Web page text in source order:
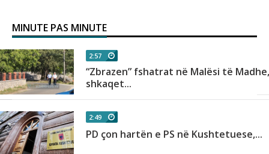
MINUTE PAS MINUTE
2:57
“Zbrazen” fshatrat në Malësi të Madhe,
shkaqet...
2:49
PD çon hartën e PS në Kushtetuese,...